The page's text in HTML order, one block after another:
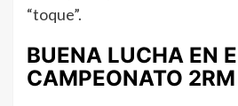
“toque”.
BUENA LUCHA EN
CAMPEONATO 2RM